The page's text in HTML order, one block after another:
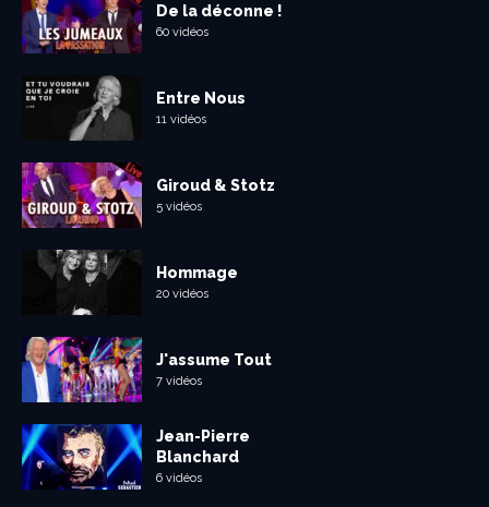
De la déconne !
60 vidéos
Entre Nous
11 vidéos
Giroud & Stotz
5 vidéos
Hommage
20 vidéos
J'assume Tout
7 vidéos
Jean-Pierre
Blanchard
6 vidéos